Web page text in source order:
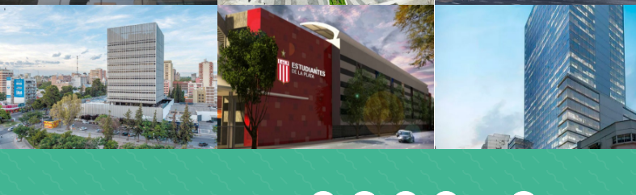
Banco Provincia
Neuquén
Estadio Dr. Jorge Luis
Hirschi
Lex Tower